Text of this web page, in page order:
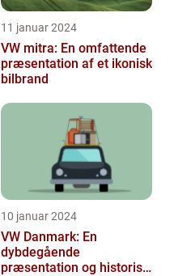
11 januar 2024
VW mitra: En omfattende
præsentation af et ikonisk
bilbrand
10 januar 2024
VW Danmark: En
dybdegående
præsentation og historisk